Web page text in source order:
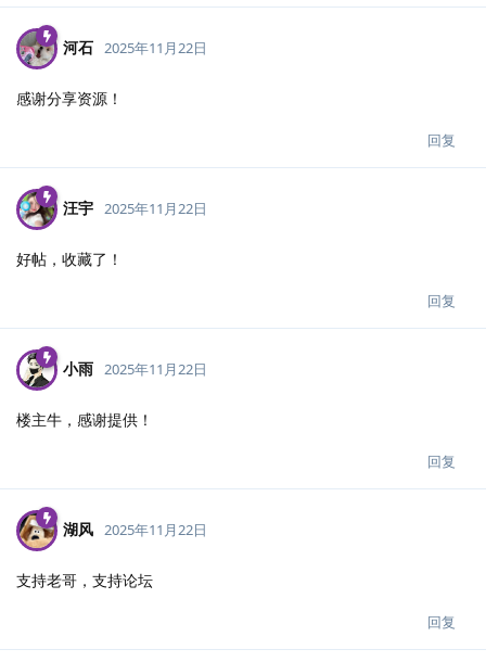
河石 2025年11月22日
感谢分享资源！
回复
汪宇 2025年11月22日
好帖，收藏了！
回复
小雨 2025年11月22日
楼主牛，感谢提供！
回复
湖风 2025年11月22日
支持老哥，支持论坛
回复